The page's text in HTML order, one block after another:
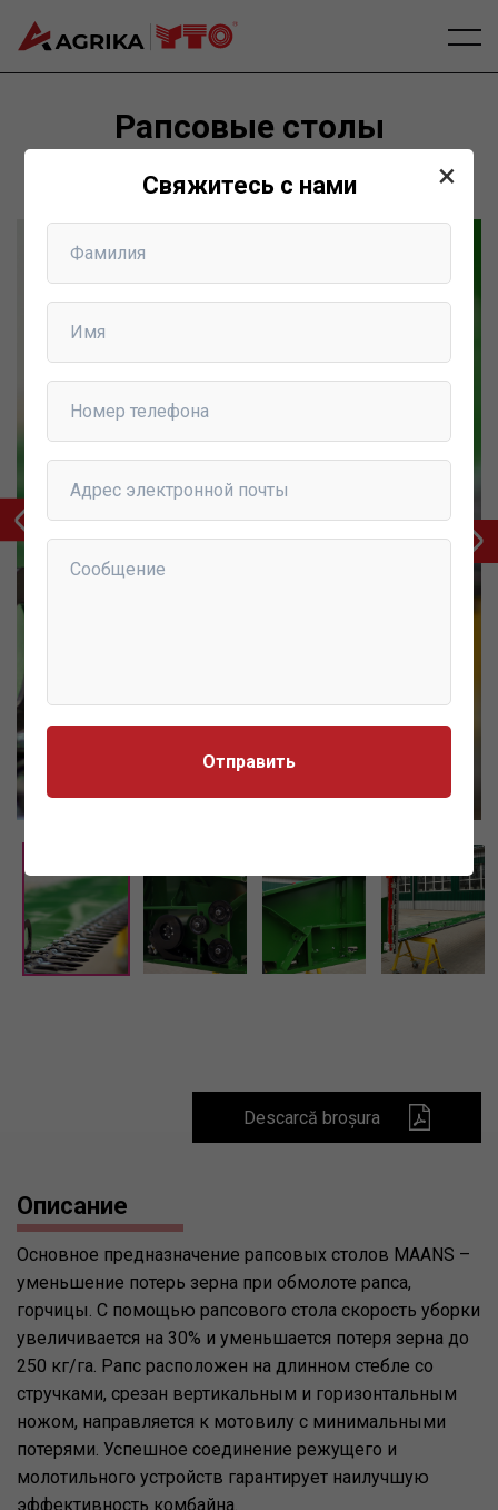
×
Свяжитесь с нами
Рапсовые столы
Home
Descarcă broșura
Описание
Основное предназначение рапсовых столов MAANS –
уменьшение потерь зерна при обмолоте рапса,
горчицы. С помощью рапсового стола скорость уборки
увеличивается на 30% и уменьшается потеря зерна до
250 кг/га. Рапс расположен на длинном стебле со
стручками, срезан вертикальным и горизонтальным
ножом, направляется к мотовилу с минимальными
потерями. Успешное соединение режущего и
молотильного устройств гарантирует наилучшую
эффективность комбайна.